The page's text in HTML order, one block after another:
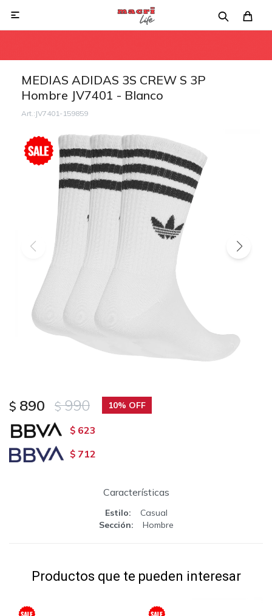

MEDIAS ADIDAS 3S CREW S 3P
Hombre JV7401 - Blanco
JV7401-159859
$ 890 $ 990 10
$ 623
$ 712
Características
Estilo
Casual
Sección
Hombre
Productos que te pueden interesar